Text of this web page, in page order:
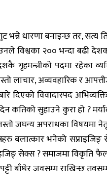
भन्ने धारणा बनाइन्छ तर,
२०० भन्दा बढी
गृहमन्त्रीको पदमा रहेका
लाचार, अव्यवहारिक र
दिएको विवादास्पद
कतिको सुहाउने कुरा हो ?
जघन्य अपराधका विषयमा
भनेको सप्राइजिङ्
सेक्स ? समाजमा विकृति
बाँधेर जवसम्म राखिन्छ